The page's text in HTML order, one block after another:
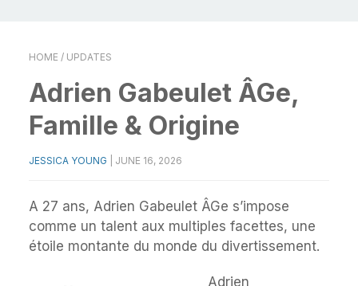
HOME / UPDATES
Adrien Gabeulet ÂGe,
Famille & Origine
JESSICA YOUNG JUNE 16, 2026
A 27 ans, Adrien Gabeulet ÂGe s’impose
comme un talent aux multiples facettes, une
étoile montante du monde du divertissement.
Adrien